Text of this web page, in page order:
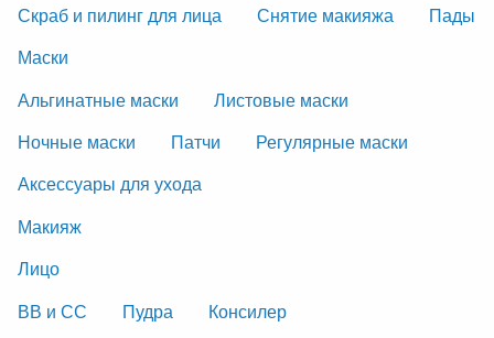
Скраб и пилинг для лица
Снятие макияжа
Пады
Маски
Альгинатные маски
Листовые маски
Ночные маски
Патчи
Регулярные маски
Аксессуары для ухода
Макияж
Лицо
ВВ и СС
Пудра
Консилер